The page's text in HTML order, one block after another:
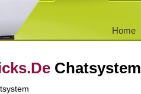
Home
Chatsystem